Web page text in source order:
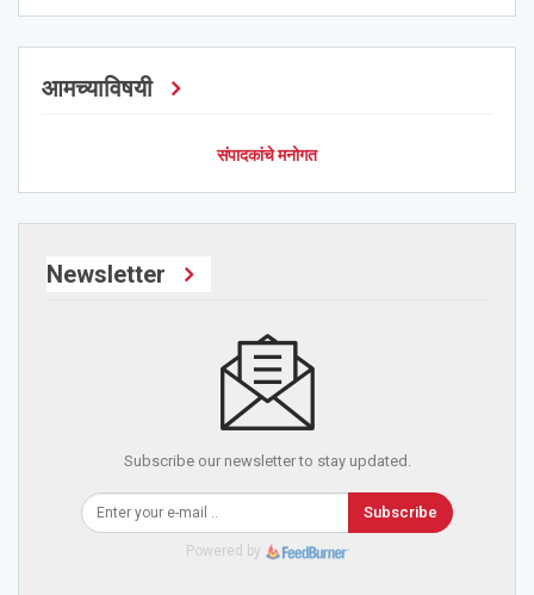
आमच्याविषयी
संपादकांचे मनोगत
Newsletter
Subscribe our newsletter to stay updated.
Subscribe
Powered by